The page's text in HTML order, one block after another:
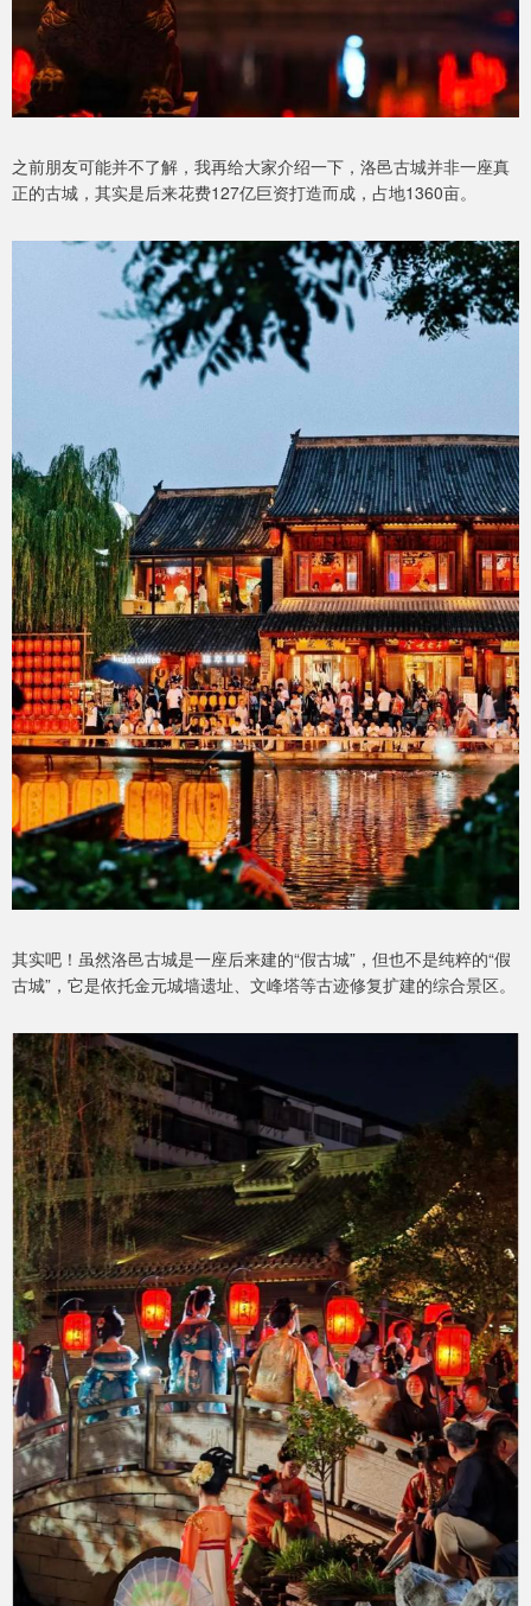
之前朋友可能并不了解，我再给大家介绍一下，洛邑古城并非一座真
正的古城，其实是后来花费127亿巨资打造而成，占地1360亩。
其实吧！虽然洛邑古城是一座后来建的“假古城”，但也不是纯粹的“假
古城”，它是依托金元城墙遗址、文峰塔等古迹修复扩建的综合景区。